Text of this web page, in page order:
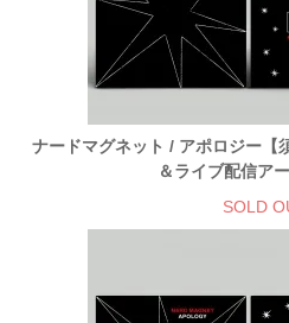
ナードマグネット / アポロジー【
＆ライブ配信ア
SOLD